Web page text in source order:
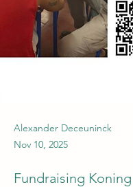
Alexander Deceuninck
Nov 10, 2025
Fundraising Koning